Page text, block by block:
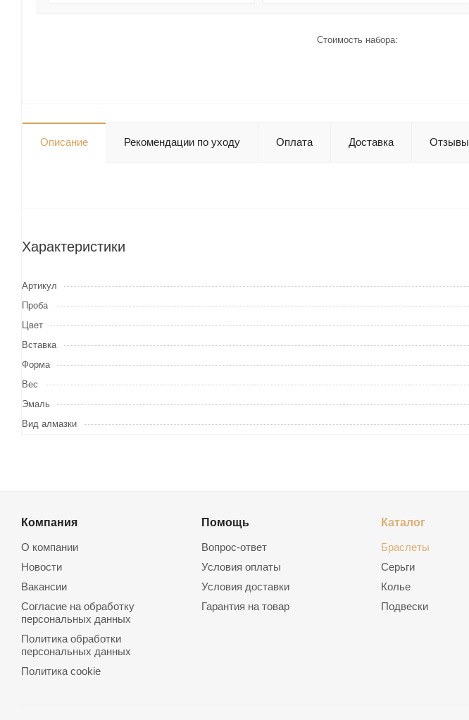
Стоимость набора:
Описание Рекомендации по уходу Оплата Доставка Отзывы
Характеристики
Артикул
Проба
Цвет
Вставка
Форма
Вес
Эмаль
Вид алмазки
Компания
О компании
Новости
Вакансии
Согласие на обработку
персональных данных
Политика обработки
персональных данных
Политика cookie
Помощь
Вопрос-ответ
Условия оплаты
Условия доставки
Гарантия на товар
Каталог
Браслеты
Серьги
Колье
Подвески